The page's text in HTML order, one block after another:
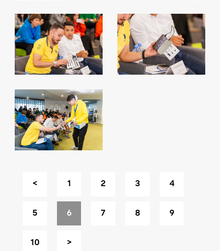
< 1 2 3 4
5 6 7 8 9
10 >